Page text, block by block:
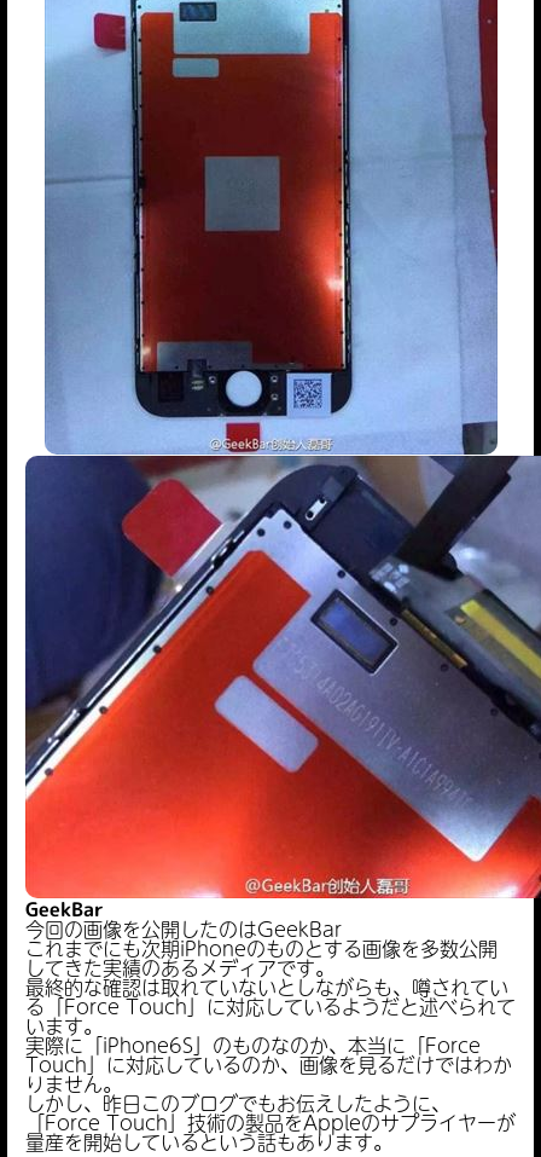
GeekBar
今回の画像を公開したのはGeekBar
これまでにも次期iPhoneのものとする画像を多数公開
してきた実績のあるメディアです。
最終的な確認は取れていないとしながらも、噂されてい
る「Force Touch」に対応しているようだと述べられて
います。
実際に「iPhone6S」のものなのか、本当に「Force
Touch」に対応しているのか、画像を見るだけではわか
りません。
しかし、昨日このブログでもお伝えしたように、
「Force Touch」技術の製品をAppleのサプライヤーが
量産を開始しているという話もあります。